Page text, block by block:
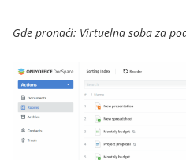
Gde pronaći: Virtuelna soba za